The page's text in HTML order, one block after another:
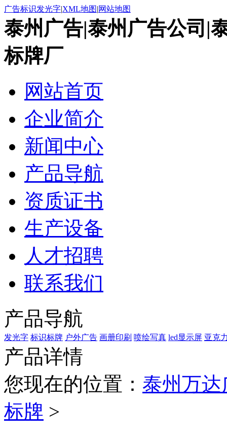
广告标识发光字|XML地图|网站地图
泰州广告|泰州广告公司|
标牌厂
网站首页
企业简介
新闻中心
产品导航
资质证书
生产设备
人才招聘
联系我们
产品导航
发光字 标识标牌 户外广告 画册印刷 喷绘写真 led显示屏 亚克
产品详情
您现在的位置： 泰州万
标牌 >